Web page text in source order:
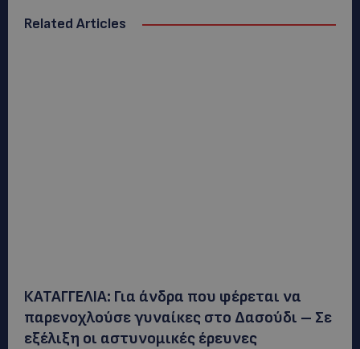
Related Articles
ΚΑΤΑΓΓΕΛΙΑ: Για άνδρα που φέρεται να
παρενοχλούσε γυναίκες στο Δασούδι – Σε
εξέλιξη οι αστυνομικές έρευνες